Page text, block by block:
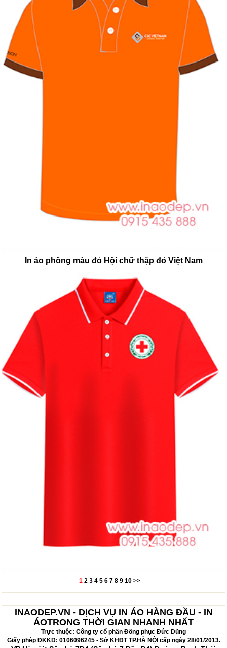
In áo phông màu đỏ Hội chữ thập đỏ Việt Nam
1 2 3 4 5 6 7 8 9 10 >>
INAODEP.VN - DỊCH VỤ IN ÁO HÀNG ĐẦU - IN
ÁOTRONG THỜI GIAN NHANH NHẤT
Trực thuộc: Công ty cổ phần Đồng phục Đức Dũng
Giấy phép ĐKKD: 0106096245 - Sở KHĐT TP.HÀ NỘI cấp ngày 28/01/2013.